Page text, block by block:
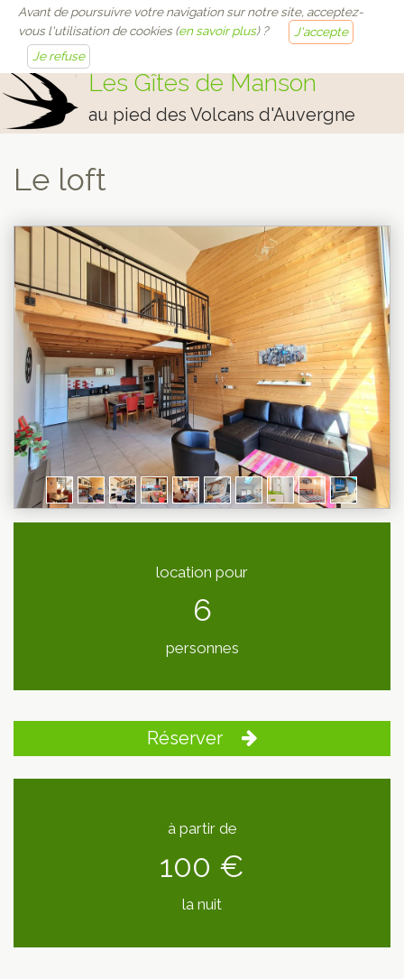
Avant de poursuivre votre navigation sur notre site, acceptez-
vous l'utilisation de cookies (en savoir plus) ?
J'accepte
Je refuse
Les Gîtes de Manson
au pied des Volcans d'Auvergne
Le loft
location pour
6
personnes
Réserver
à partir de
100 €
la nuit